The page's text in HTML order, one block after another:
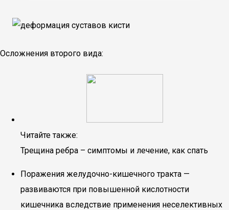
Осложнения второго вида:
Читайте также:
Трещина ребра – симптомы и лечение, как спать
Поражения желудочно-кишечного тракта —
развиваются при повышенной кислотности
кишечника вследствие применения неселективных